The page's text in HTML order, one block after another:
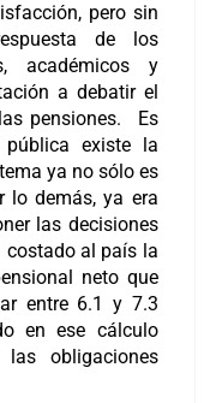
pero sin
de los
académicos y
a debatir el
pensiones. Es
existe la
ya no sólo es
lo demás, ya era
las decisiones
costado al país la
neto que
entre 6.1 y 7.3
en ese cálculo
obligaciones